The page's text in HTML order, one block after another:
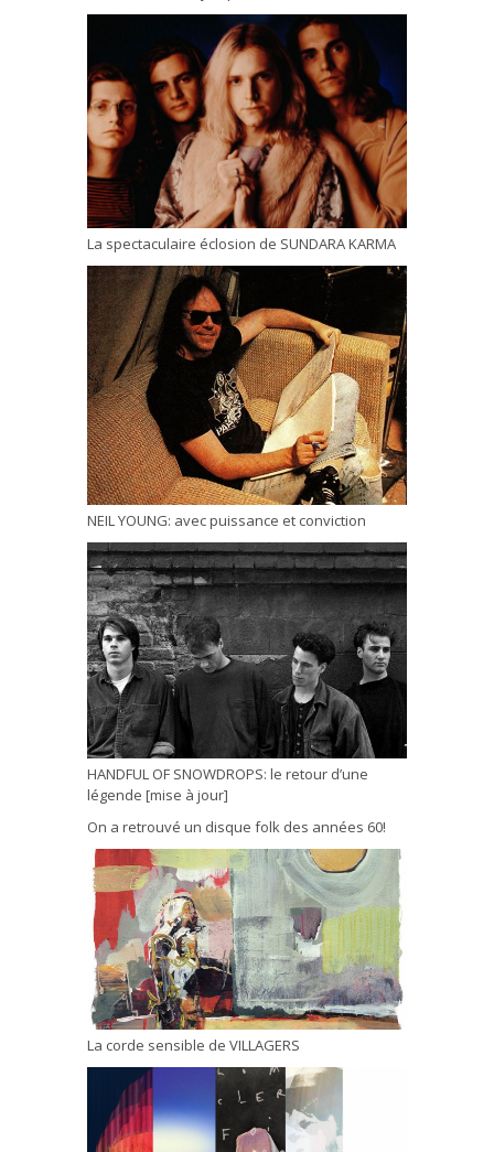
La spectaculaire éclosion de SUNDARA KARMA
NEIL YOUNG: avec puissance et conviction
HANDFUL OF SNOWDROPS: le retour d’une
légende [mise à jour]
On a retrouvé un disque folk des années 60!
La corde sensible de VILLAGERS